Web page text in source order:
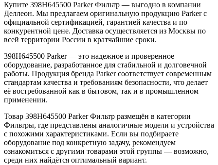
Купите 398H645500 Parker Фильтр — выгодно в компании
Деллеон. Мы предлагаем оригинальную продукцию Parker с
официальной сертификацией, гарантией качества и по
конкурентной цене. Доставка осуществляется из Москвы по
всей территории России в кратчайшие сроки.
398H645500 Parker — это надежное и проверенное
оборудование, разработанное для стабильной и долговечной
работы. Продукция бренда Parker соответствует современным
стандартам качества и требованиям безопасности, что делает
её востребованной как в бытовом, так и в промышленном
применении.
Товар 398H645500 Parker Фильтр размещён в категории
Фильтры, где представлены аналогичные модели и устройства
с похожими характеристиками. Если вы подбираете
оборудование под конкретную задачу, рекомендуем
ознакомиться с другими товарами этой группы — возможно,
среди них найдётся оптимальный вариант.